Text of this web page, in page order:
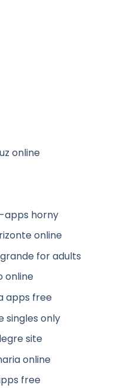
online
horny
online
for adults
online
apps free
singles only
site
online
free